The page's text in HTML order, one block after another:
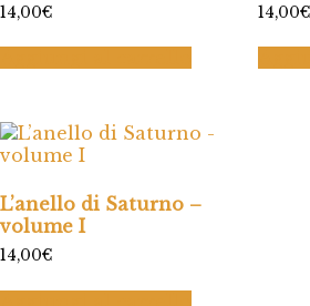
Valutato
5.00
14,00€
Valutato
5.00
14,00€
L’anello di Saturno –
volume I
14,00€